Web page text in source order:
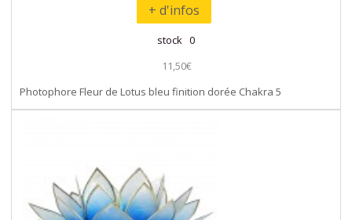
+ d'infos
stock 0
11,50€
Photophore Fleur de Lotus bleu finition dorée Chakra 5